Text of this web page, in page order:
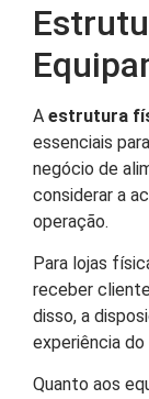
A estrutura
essenciais
negócio de
considerar a
operação.
Para lojas
receber
disso, a
experiência
Quanto aos